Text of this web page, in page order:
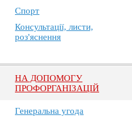
Спорт
Консультації, листи,
роз'яснення
НА ДОПОМОГУ
ПРОФОРГАНІЗАЦІЙ
Генеральна угода